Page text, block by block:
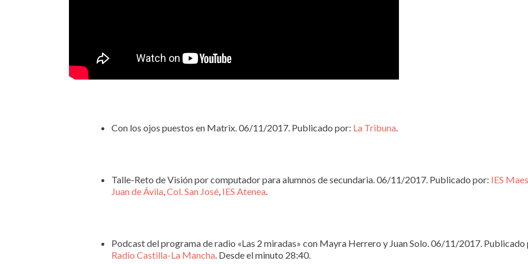
Con los ojos puestos en Matrix. 06/11/2017. Publicado por: La Tribuna.
Talle-Reto de Visión por computador para alumnos de secundaria. 06/11/2017. Publicado por: IES
Juan de Ávila,Col. San José, IES Atenea.
Podcast del programa de radio «Las 2 miradas» con Mayra Herrero y Juan Solo. 06/11/2017. Publicado
Radio Castilla-La Mancha. Desde el minuto 28:40.